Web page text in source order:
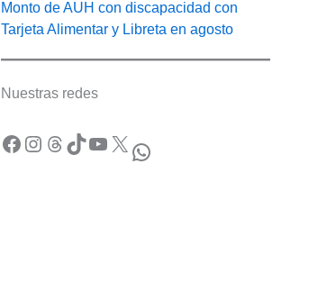
Monto de AUH con discapacidad con
Tarjeta Alimentar y Libreta en agosto
Nuestras redes
Facebook Instagram Threads TikTok YouTube X WhatsApp